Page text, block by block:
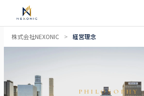
容
株式会社NEXONIC > 経営理念
PHILOSOPHY